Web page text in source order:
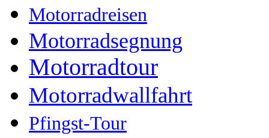
Motorradreisen
Motorradsegnung
Motorradtour
Motorradwallfahrt
Pfingst-Tour